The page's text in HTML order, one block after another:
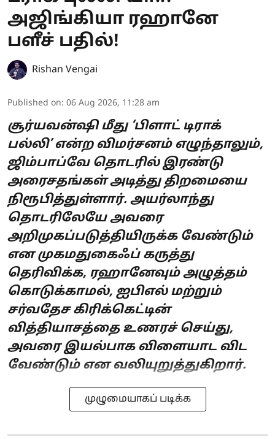
அஜிங்கியா ரஹானே
பளீச் பதில்!
Rishan Vengai
Published on: 06 Aug 2026, 11:28 am
சூர்யவன்ஷி மீது ‘பிளாட் டிராக்
பல்லி’ என்ற விமர்சனம் எழுந்தாலும்,
ஜிம்பாப்வே தொடரில் இரண்டு
அரைசதங்கள் அடித்து திறமையை
நிரூபித்துள்ளார். அயர்லாந்து
தொடரிலேயே அவரை
அறிமுகப்படுத்தியிருக்க வேண்டும்
என முகமதுகைஃப் கருத்து
தெரிவிக்க, ரஹானேவும் அழுத்தம்
கொடுக்காமல், ஐபிஎல் மற்றும்
சர்வதேச கிரிக்கெட்டின்
வித்தியாசத்தை உணரச் செய்து,
அவரை இயல்பாக விளையாட விட
வேண்டும் என வலியுறுத்துகிறார்.
முழுமையாகப் படிக்க